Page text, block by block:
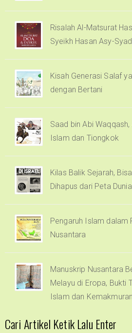
Risalah Al-Matsurat
Syeikh Hasan Asy-
Kisah Generasi Salaf
dengan Bertani
Saad bin Abi
Islam dan Tiongkok
Kilas Balik Sejarah,
Dihapus dari Peta
Pengaruh Islam dalam
Nusantara
Manuskrip Nusantara
Melayu di Eropa, Bukti
Islam dan
Cari Artikel Ketik Lalu Enter